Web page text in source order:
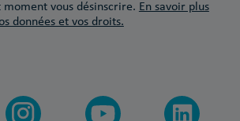
moment vous désinscrire. En savoir plus
données et vos droits.